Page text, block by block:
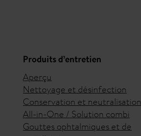
Produits d’entretien
Aperçu
Nettoyage et désinfection
Conservation et neutralisation
All-in-One / Solution combi
Gouttes ophtalmiques et de